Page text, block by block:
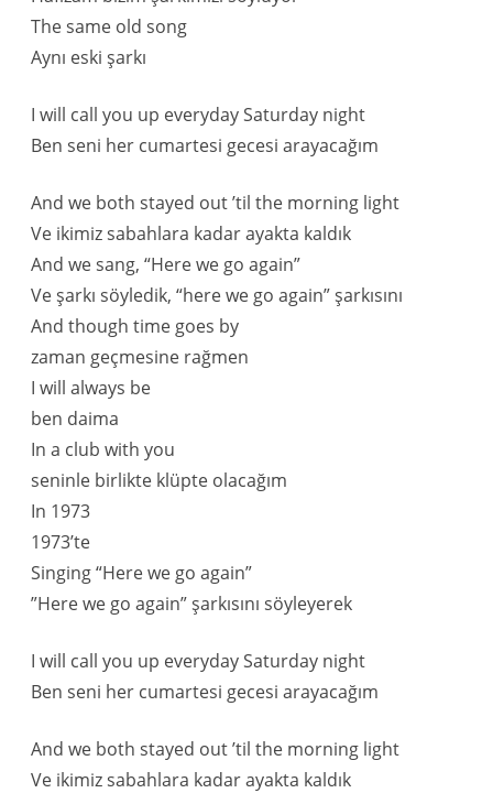
The same old song
Aynı eski şarkı
I will call you up everyday Saturday night
Ben seni her cumartesi gecesi arayacağım
And we both stayed out ’til the morning light
Ve ikimiz sabahlara kadar ayakta kaldık
And we sang, “Here we go again”
Ve şarkı söyledik, “here we go again” şarkısını
And though time goes by
zaman geçmesine rağmen
I will always be
ben daima
In a club with you
seninle birlikte klüpte olacağım
In 1973
1973’te
Singing “Here we go again”
”Here we go again” şarkısını söyleyerek
I will call you up everyday Saturday night
Ben seni her cumartesi gecesi arayacağım
And we both stayed out ’til the morning light
Ve ikimiz sabahlara kadar ayakta kaldık